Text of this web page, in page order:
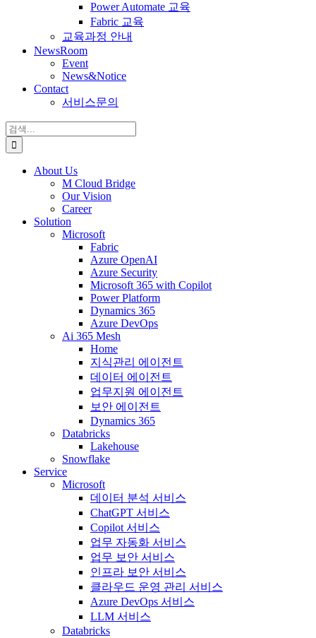
Power Automate 교육
Fabric 교육
교육과정 안내
NewsRoom
Event
News&Notice
Contact
서비스문의
검
색:
About Us
M Cloud Bridge
Our Vision
Career
Solution
Microsoft
Fabric
Azure OpenAI
Azure Security
Microsoft 365 with Copilot
Power Platform
Dynamics 365
Azure DevOps
Ai 365 Mesh
Home
지식관리 에이전트
데이터 에이전트
업무지원 에이전트
보안 에이전트
Dynamics 365
Databricks
Lakehouse
Snowflake
Service
Microsoft
데이터 분석 서비스
ChatGPT 서비스
Copilot 서비스
업무 자동화 서비스
업무 보안 서비스
인프라 보안 서비스
클라우드 운영 관리 서비스
Azure DevOps 서비스
LLM 서비스
Databricks